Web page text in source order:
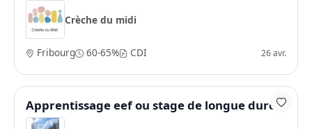
Crèche du midi
Fribourg 60-65% CDI 26 avr.
Apprentissage eef ou stage de longue durée